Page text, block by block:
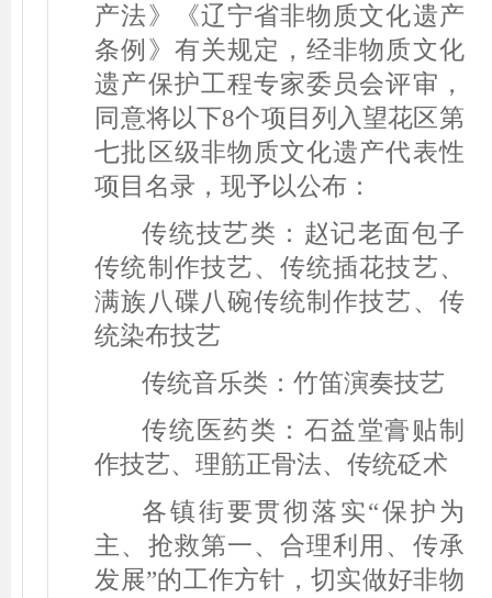
产法》《辽宁省非物质文化遗产
条例》有关规定，经非物质文化
遗产保护工程专家委员会评审，
同意将以下8个项目列入望花区第
七批区级非物质文化遗产代表性
项目名录，现予以公布：
传统技艺类：赵记老面包子
传统制作技艺、传统插花技艺、
满族八碟八碗传统制作技艺、传
统染布技艺
传统音乐类：竹笛演奏技艺
传统医药类： 石益堂膏贴制
作技艺、理筋正骨法、传统砭术
各镇街要贯彻落实“保护为
主、抢救第一、合理利用、传承
发展”的工作方针，切实做好非物